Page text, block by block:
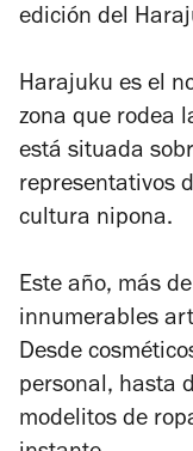
edición del
Harajuku es el
zona que rodea
está situada
representativos
cultura nipona.
Este año, más
innumerables
Desde
personal, hasta
modelitos de